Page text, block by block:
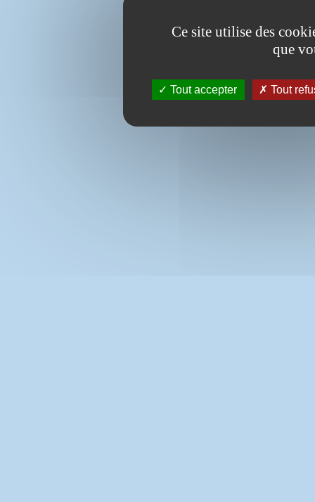
Ce site utilise des
que
Tout accepter Tout